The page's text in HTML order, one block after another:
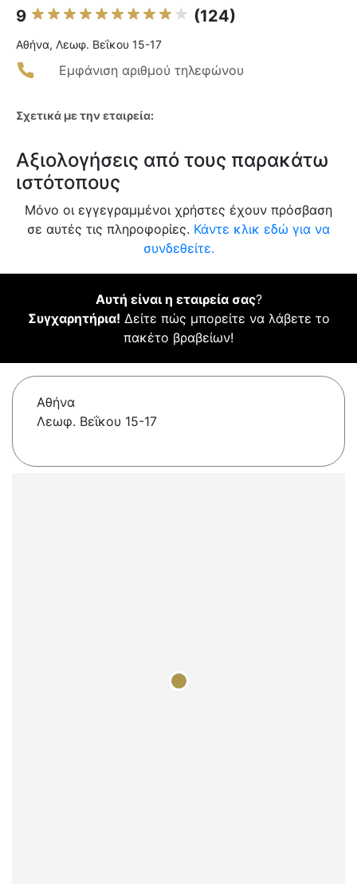
9 (124)
Αθήνα, Λεωφ. Βεΐκου 15-17
Εμφάνιση αριθμού τηλεφώνου
Σχετικά με την εταιρεία:
Αξιολογήσεις από τους παρακάτω
ιστότοπους
Μόνο οι εγγεγραμμένοι χρήστες έχουν πρόσβαση
σε αυτές τις πληροφορίες. Κάντε κλικ εδώ για να
συνδεθείτε.
Αυτή είναι η εταιρεία σας?
Συγχαρητήρια! Δείτε πώς μπορείτε να λάβετε το
πακέτο βραβείων!
Αθήνα
Λεωφ. Βεΐκου 15-17